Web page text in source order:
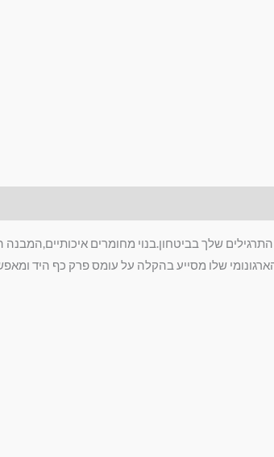
שלך בביטחון.בנוי מחומרים
שלו מסייע בהקלה על עומס פרק כף היד